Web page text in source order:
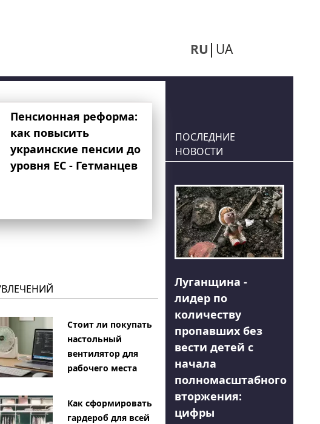
RU UA
Пенсионная реформа:
как повысить
украинские пенсии до
уровня ЕС - Гетманцев
Стоит ли покупать
настольный
вентилятор для
рабочего места
Как сформировать
гардероб для всей
ПОСЛЕДНИЕ
НОВОСТИ
Луганщина -
лидер по
количеству
пропавших без
вести детей с
начала
полномасштабного
вторжения:
цифры